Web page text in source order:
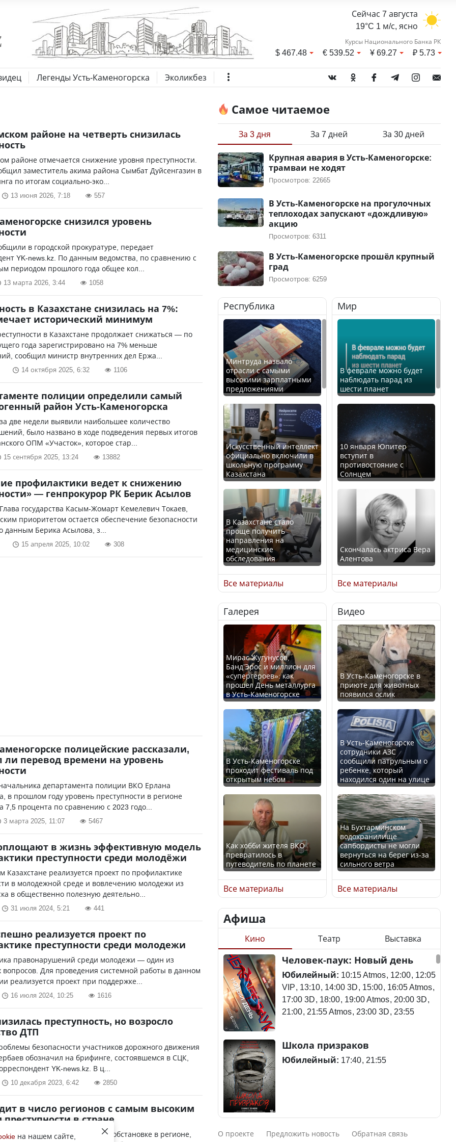
Сейчас 7 августа
19°C 1 м/с, ясно
Курсы Национального Банка РК
$467.48 €539.52 ¥69.27 ₽5.73
Легенды Усть-Каменогорска Эколикбез
районе на четверть снизилась
районе отмечается снижение уровня преступности.
заместитель акима района Сымбат Дуйсенгазин в
по итогам социально-эко...
13 июня 2026, 7:18 557
снизился уровень
в городской прокуратуре, передает
YK-news.kz. По данным ведомства, по сравнению с
периодом прошлого года общее кол...
13 марта 2026, 3:44 1058
в Казахстане снизилась на 7%:
исторический минимум
в Казахстане продолжает снижаться — по
года зарегистрировано на 7% меньше
сообщил министр внутренних дел Ержа...
14 октября 2025, 6:32 1106
полиции определили самый
район Усть-Каменогорска
две недели выявили наибольшее количество
было названо в ходе подведения первых итогов
ОПМ «Участок», которое стар...
15 сентября 2025, 13:24 13882
профилактики ведет к снижению
— генпрокурор РК Берик Асылов
государства Касым-Жомарт Кемелевич Токаев,
приоритетом остается обеспечение безопасности
данным Берика Асылова, з...
15 апреля 2025, 10:02 308
полицейские рассказали,
ли перевод времени на уровень
департамента полиции ВКО Ерлана
в прошлом году уровень преступности в регионе
7,5 процента по сравнению с 2023 годо...
3 марта 2025, 11:07 5467
в жизнь эффективную модель
преступности среди молодёжи
Казахстане реализуется проект по профилактике
в молодежной среде и вовлечению молодежи из
в общественно полезную деятельно...
31 июля 2024, 5:21 441
реализуется проект по
преступности среди молодежи
правонарушений среди молодежи — один из
вопросов. Для проведения системной работы в данном
реализуется проект при поддержке...
16 июля 2024, 10:25 1616
преступность, но возросло
ДТП
безопасности участников дорожного движения
обозначил на брифинге, состоявшемся в СЦК,
YK-news.kz. В ц...
10 декабря 2023, 6:42 2850
в число регионов с самым высоким
в стране
рассказал о криминогенной обстановке в регионе,
Самое читаемое
За 3 дня За 7 дней За 30 дней
Крупная авария в Усть-Каменогорске:
трамваи не ходят
Просмотров: 22665
В Усть-Каменогорске на прогулочных
теплоходах запускают «дождливую»
акцию
Просмотров: 6311
В Усть-Каменогорске прошёл крупный
град
Просмотров: 6259
Республика
Минтруда назвало
отрасли с самыми
высокими зарплатными
предложениями
Искусственный интеллект
официально включили в
школьную программу
Казахстана
В Казахстане стало
проще получить
направления на
медицинские
обследования
Қазақстан Орталық Азия
елдері арасында әл-ауқат
индексінде көш бастады
Казахстан возглавил
рейтинг благополучия
среди стран Центральной
Азии
Будут ли представлены
интересы регионов в
Курултае?
Ең төменгі жалақы,
алимент, экология: жеті
партия сайлаушылармен
нені талқылап жатыр?
алименты, экология — о
чем говорят с
избирателями
представители партий
Министр рассказал, из
чего делают колбасу в
Казахстане
почему казахстанские
Все материалы
Мир
В феврале можно будет
наблюдать парад из
шести планет
10 января Юпитер
вступит в
противостояние с
Солнцем
Скончалась актриса Вера
Алентова
В РФ вынесен заочный
приговор по уголовному
делу об убийстве Игоря
Талькова
В России введены
дополнительные
ограничения для
казахстанских прав
Трамп официально
вступил в должность
президента США
Луну признали объектом
культурного наследия,
находящегося под
угрозой исчезновения
Станет ли
метапневмовирус
эпидемией, рассказали в
ВОЗ
потерпел крушение в
Южной Корее, погибли
120 человек
Актау: Путин принес
Все материалы
Галерея
Мирас Жугунусов,
Банд’Эрос и миллион для
«супергероев»: как
прошел День металлурга
в Усть-Каменогорске
В Усть-Каменогорске
проходит фестиваль под
открытым небом
Как хобби жителя ВКО
превратилось в
путеводитель по планете
Все материалы
Видео
В Усть-Каменогорске в
приюте для животных
появился ослик
В Усть-Каменогорске
сотрудники АЗС
сообщили патрульным о
ребенке, который
находился один на улице
На Бухтарминском
водохранилище
сапбордисты не могли
вернуться на берег из-за
сильного ветра
Все материалы
Афиша
Кино Театр Выставка
Человек-паук: Новый день
Юбилейный: 10:15 Atmos 12:00 12:05
VIP 13:10 14:00 3D 15:00 16:05 Atmos
17:00 3D 18:00 19:00 Atmos 20:00 3D
21:00 21:55 Atmos 23:00 3D 23:55
Школа призраков
Юбилейный: 17:40 21:55
Смешарики сквозь вселенные
О проекте Предложить новость
Обратная связь
на нашем сайте,